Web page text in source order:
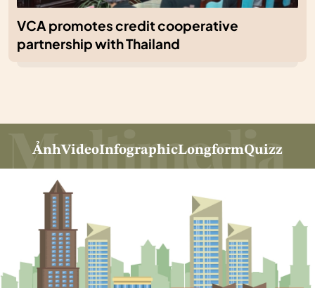
VCA promotes credit cooperative
partnership with Thailand
ẢnhVideoInfographicLongformQuizz